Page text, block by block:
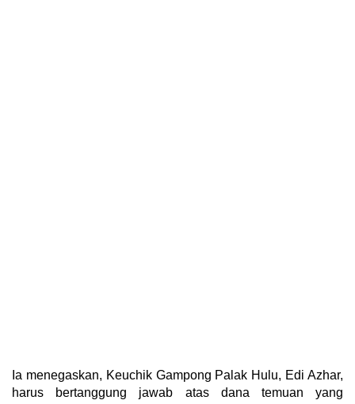
Ia menegaskan, Keuchik Gampong Palak Hulu, Edi Azhar,
harus bertanggung jawab atas dana temuan yang